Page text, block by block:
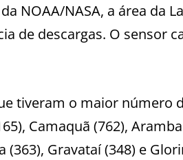
NOAA/NASA, a área da
de descargas. O sensor
tiveram o maior número
Camaquã (762),
Gravataí (348) e